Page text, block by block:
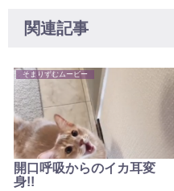
関連記事
そまりずむムービー
開口呼吸からのイカ耳変
身!!